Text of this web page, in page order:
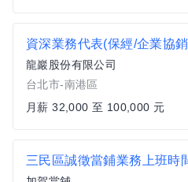
資深業務代表(保經/企業協
龍巖股份有限公司
台北市-南港區
月薪 32,000 至 100,000 元
三民區誠徵當鋪業務上班時